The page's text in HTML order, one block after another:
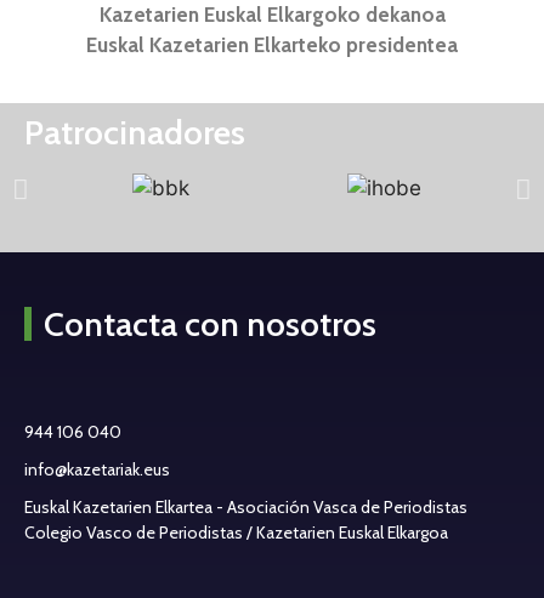
Kazetarien Euskal Elkargoko dekanoa
Euskal Kazetarien Elkarteko presidentea
Patrocinadores
Contacta con nosotros
944 106 040
info@kazetariak.eus
Euskal Kazetarien Elkartea - Asociación Vasca de Periodistas
Colegio Vasco de Periodistas / Kazetarien Euskal Elkargoa